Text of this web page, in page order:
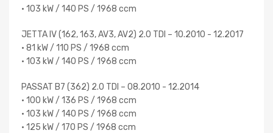
• 103 kW / 140 PS / 1968 ccm
JETTA IV (162, 163, AV3, AV2) 2.0 TDI – 10.2010 - 12.2017
• 81 kW / 110 PS / 1968 ccm
• 103 kW / 140 PS / 1968 ccm
PASSAT B7 (362) 2.0 TDI – 08.2010 - 12.2014
• 100 kW / 136 PS / 1968 ccm
• 103 kW / 140 PS / 1968 ccm
• 125 kW / 170 PS / 1968 ccm